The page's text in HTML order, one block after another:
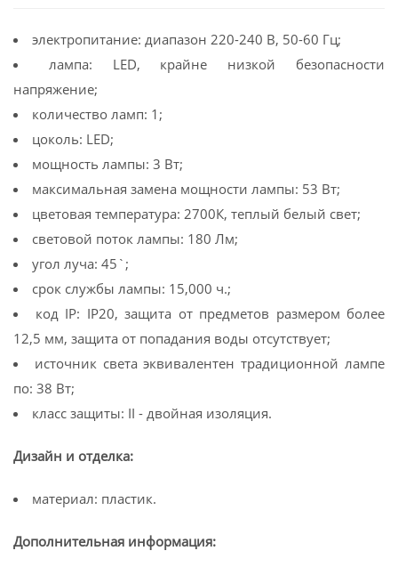
электропитание: диапазон 220-240 В, 50-60 Гц;
лампа: LED, крайне низкой безопасности
напряжение;
количество ламп: 1;
цоколь: LED;
мощность лампы: 3 Вт;
максимальная замена мощности лампы: 53 Вт;
цветовая температура: 2700К, теплый белый свет;
световой поток лампы: 180 Лм;
угол луча: 45`;
срок службы лампы: 15,000 ч.;
код IP: IP20, защита от предметов размером более
12,5 мм, защита от попадания воды отсутствует;
источник света эквивалентен традиционной лампе
по: 38 Вт;
класс защиты: II - двойная изоляция.
Дизайн и отделка:
материал: пластик.
Дополнительная информация: